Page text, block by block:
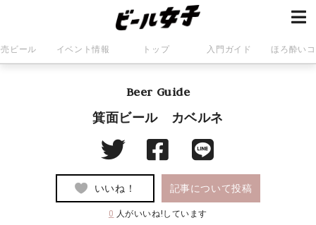
ビール イベント情報 トップ 入門ガイド ほろ酔い
Beer Guide
箕面ビール カベルネ
いいね！ 記事について投稿
0 人がいいね!しています